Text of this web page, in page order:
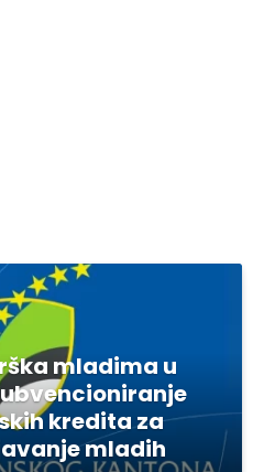
mladima u
kredita za
mladih